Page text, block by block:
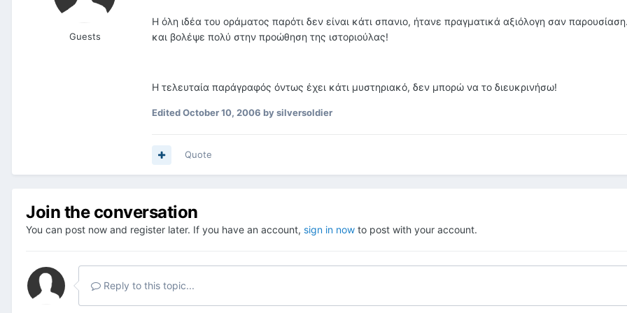
Guests
Η όλη ιδέα του οράματος παρότι δεν είναι κάτι σπανιο, ήτανε πραγματικά αξιόλογη σαν
και βολέψε πολύ στην προώθηση της ιστοριούλας!
Η τελευταία παράγραφός όντως έχει κάτι μυστηριακό, δεν μπορώ να το διευκρινήσω!
EditedOctober 10, 2006 by silversoldier
Quote
Join the conversation
You can post now and register later. If you have an account, sign in now to post with your account.
Reply to this topic...